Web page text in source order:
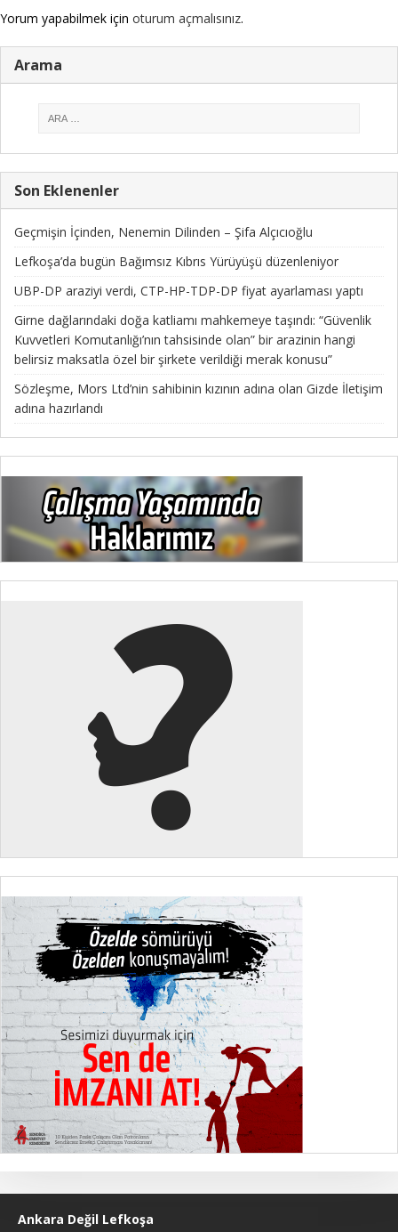
Yorum yapabilmek için oturum açmalısınız.
Arama
Son Eklenenler
Geçmişin İçinden, Nenemin Dilinden – Şifa Alçıcıoğlu
Lefkoşa’da bugün Bağımsız Kıbrıs Yürüyüşü düzenleniyor
UBP-DP araziyi verdi, CTP-HP-TDP-DP fiyat ayarlaması yaptı
Girne dağlarındaki doğa katliamı mahkemeye taşındı: “Güvenlik
Kuvvetleri Komutanlığı’nın tahsisinde olan” bir arazinin hangi
belirsiz maksatla özel bir şirkete verildiği merak konusu”
Sözleşme, Mors Ltd’nin sahibinin kızının adına olan Gizde İletişim
adına hazırlandı
Ankara Değil Lefkoşa